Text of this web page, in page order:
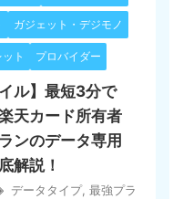
ガジェット・デジモノ
ト プロバイダー
ル】最短3分で
天カード所有者
ンのデータ専用
解説！
データタイプ, 最強プラ